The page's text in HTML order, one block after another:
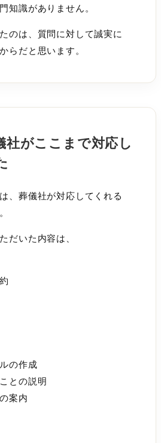
知識がありません。
のは、質問に対して誠実に
らだと思います。
社がここまで対応し
、葬儀社が対応してくれる
だいた内容は、
の作成
との説明
案内